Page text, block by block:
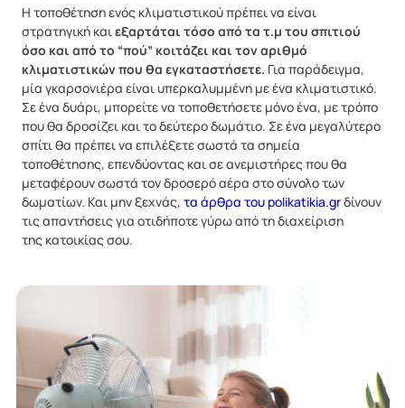
Η τοποθέτηση ενός κλιματιστικού πρέπει να είναι
στρατηγική καιεξαρτάται τόσο από τα τ.μ του σπιτιού
όσο και από το “πού” κοιτάζει και τον αριθμό
κλιματιστικών που θα εγκαταστήσετε. Για παράδειγμα,
μία γκαρσονιέρα είναι υπερκαλυμμένη με ένα κλιματιστικό.
Σε ένα δυάρι, μπορείτε να τοποθετήσετε μόνο ένα, με τρόπο
που θα δροσίζει και το δεύτερο δωμάτιο. Σε ένα μεγαλύτερο
σπίτι θα πρέπει να επιλέξετε σωστά τα σημεία
τοποθέτησης, επενδύοντας και σε ανεμιστήρες που θα
μεταφέρουν σωστά τον δροσερό αέρα στο σύνολο των
δωματίων. Και μην ξεχνάς, τα άρθρα του polikatikia.grδίνουν
τις απαντήσεις για οτιδήποτε γύρω από τη διαχείριση
της κατοικίας σου.